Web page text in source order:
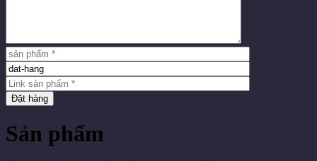
Sản phẩm